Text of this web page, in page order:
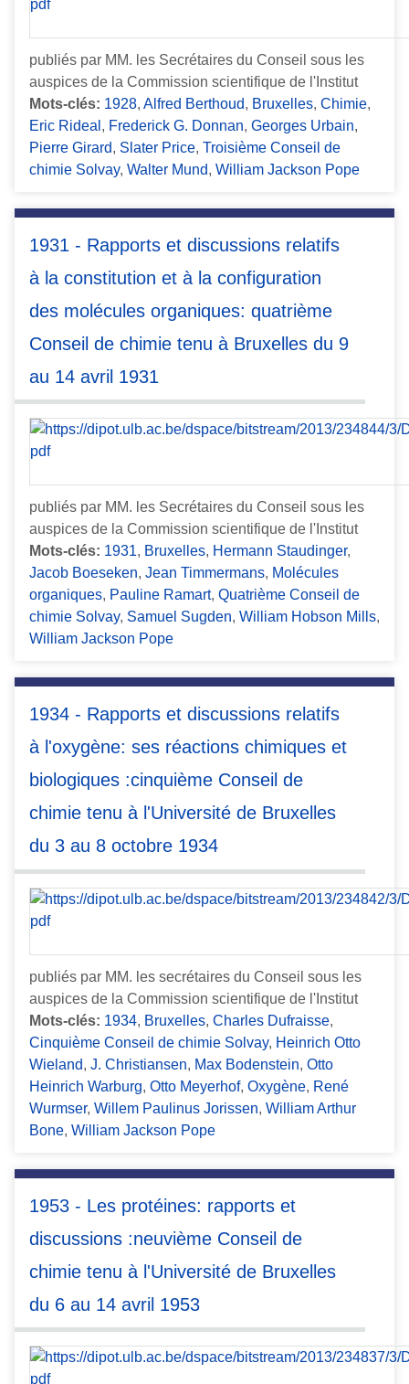
publiés par MM. les Secrétaires du Conseil sous les
auspices de la Commission scientifique de l'Institut
Mots-clés: 1928, Alfred Berthoud, Bruxelles, Chimie,
Eric Rideal , Frederick G. Donnan, Georges Urbain,
Pierre Girard, Slater Price, Troisième Conseil de
chimie Solvay, Walter Mund, William Jackson Pope
1931 - Rapports et discussions relatifs
à la constitution et à la configuration
des molécules organiques: quatrième
Conseil de chimie tenu à Bruxelles du 9
au 14 avril 1931
publiés par MM. les Secrétaires du Conseil sous les
auspices de la Commission scientifique de l'Institut
Mots-clés: 1931, Bruxelles, Hermann Staudinger,
Jacob Boeseken, Jean Timmermans, Molécules
organiques, Pauline Ramart, Quatrième Conseil de
chimie Solvay, Samuel Sugden, William Hobson Mills,
William Jackson Pope
1934 - Rapports et discussions relatifs
à l'oxygène: ses réactions chimiques et
biologiques :cinquième Conseil de
chimie tenu à l'Université de Bruxelles
du 3 au 8 octobre 1934
publiés par MM. les secrétaires du Conseil sous les
auspices de la Commission scientifique de l'Institut
Mots-clés: 1934, Bruxelles, Charles Dufraisse,
Cinquième Conseil de chimie Solvay, Heinrich Otto
Wieland, J. Christiansen, Max Bodenstein, Otto
Heinrich Warburg, Otto Meyerhof, Oxygène, René
Wurmser, Willem Paulinus Jorissen, William Arthur
Bone, William Jackson Pope
1953 - Les protéines: rapports et
discussions :neuvième Conseil de
chimie tenu à l'Université de Bruxelles
du 6 au 14 avril 1953